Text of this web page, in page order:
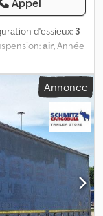
d'essieux: 3
air, Année
système de
pôles, système
disponibles
Nous proposons
des contrats de
Nous serons
Uopfx Al
Annonce